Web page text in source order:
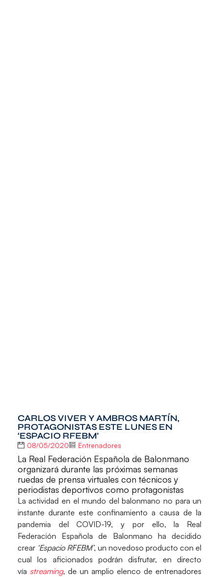
CARLOS VIVER Y AMBROS MARTÍN,
PROTAGONISTAS ESTE LUNES EN
‘ESPACIO RFEBM’
08/05/2020 Entrenadores
La Real Federación Española de Balonmano
organizará durante las próximas semanas
ruedas de prensa virtuales con técnicos y
periodistas deportivos como protagonistas
La actividad en el mundo del balonmano no para un
instante durante este confinamiento a causa de la
pandemia del COVID-19, y por ello, la Real
Federación Española de Balonmano ha decidido
crear‘Espacio RFEBM’, un novedoso producto con el
cual los aficionados podrán disfrutar, en directo
vía streaming, de un amplio elenco deentrenadores